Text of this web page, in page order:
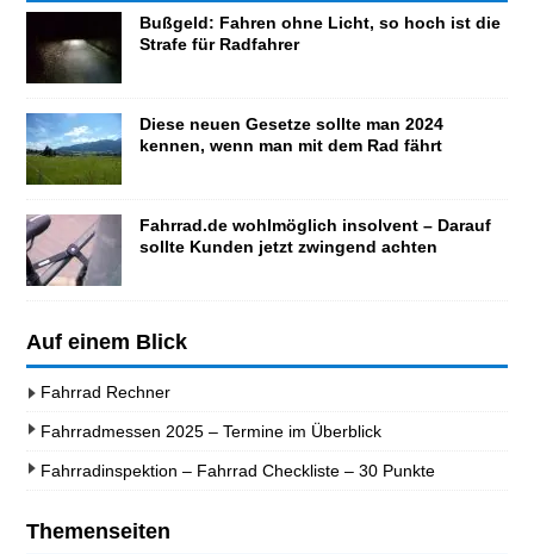
Bußgeld: Fahren ohne Licht, so hoch ist die
Strafe für Radfahrer
Diese neuen Gesetze sollte man 2024
kennen, wenn man mit dem Rad fährt
Fahrrad.de wohlmöglich insolvent – Darauf
sollte Kunden jetzt zwingend achten
Auf einem Blick
Fahrrad Rechner
Fahrradmessen 2025 – Termine im Überblick
Fahrradinspektion – Fahrrad Checkliste – 30 Punkte
Themenseiten